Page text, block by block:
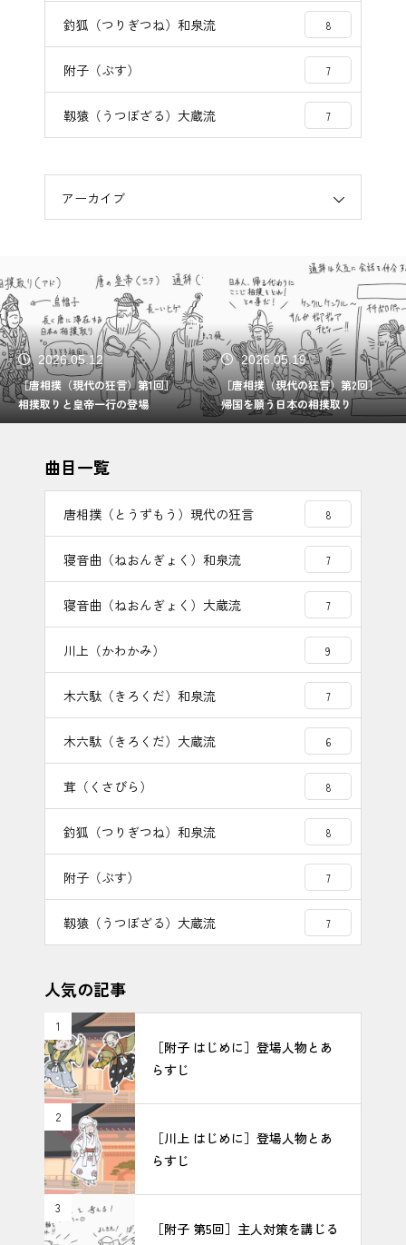
釣狐（つりぎつね）和泉流 8
附子（ぶす） 7
靱猿（うつぼざる）大蔵流 7
アーカイブ
2026.05.19
［唐相撲（現代の狂言）第2回］
帰国を願う日本の相撲取り
2026.05.26
［唐相撲（現代の狂言）第3回］
唐人相手の相撲
曲目一覧
唐相撲（とうずもう）現代の狂言 8
寝音曲（ねおんぎょく）和泉流 7
寝音曲（ねおんぎょく）大蔵流 7
川上（かわかみ） 9
木六駄（きろくだ）和泉流 7
木六駄（きろくだ）大蔵流 6
茸（くさびら） 8
釣狐（つりぎつね）和泉流 8
附子（ぶす） 7
靱猿（うつぼざる）大蔵流 7
人気の記事
1
［附子 はじめに］登場人物とあ
らすじ
2
［川上 はじめに］登場人物とあ
らすじ
3
［附子 第5回］主人対策を講じる